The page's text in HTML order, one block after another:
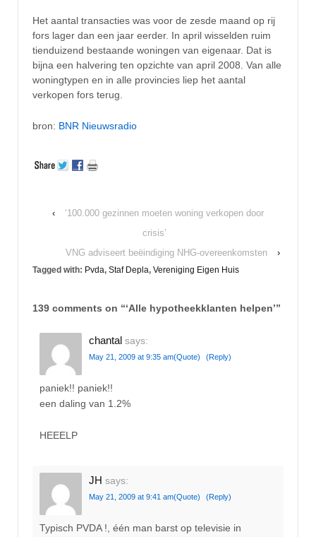
Het aantal transacties was voor de zesde maand op rij
fors lager dan een jaar eerder. In april wisselden ruim
tienduizend bestaande woningen van eigenaar. Dat is
bijna een halvering ten opzichte van april 2008. Van alle
woningtypen en in alle provincies liep het aantal
verkopen fors terug.
bron: BNR Nieuwsradio
‹
‘100.000 gezinnen moeten woning verkopen door
crisis’
VNG adviseert beëindiging NHG-overeenkomsten
›
Tagged with: Pvda, Staf Depla, Vereniging Eigen Huis
139 comments on “‘Alle hypotheekklanten helpen’”
chantal says:
May 21, 2009 at 9:35 am(Quote) (Reply)
paniek!! paniek!!
een daling van 1.2%
HEEELP
JH says:
May 21, 2009 at 9:41 am(Quote) (Reply)
Typisch PVDA !, één man barst op televisie in